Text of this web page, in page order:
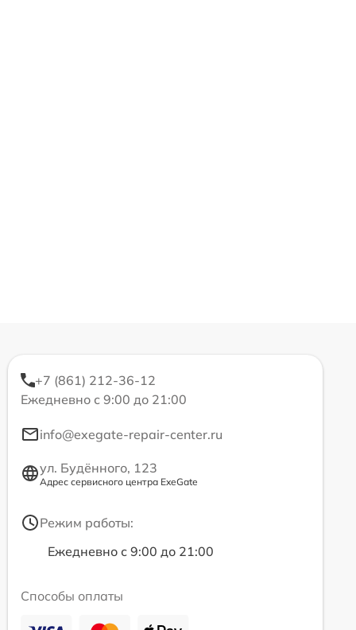
+7 (861) 212-36-12
Ежедневно с 9:00 до 21:00
info@exegate-repair-center.ru
ул. Будённого, 123
Адрес сервисного центра ExeGate
Режим работы:
Ежедневно с 9:00 до 21:00
Способы оплаты